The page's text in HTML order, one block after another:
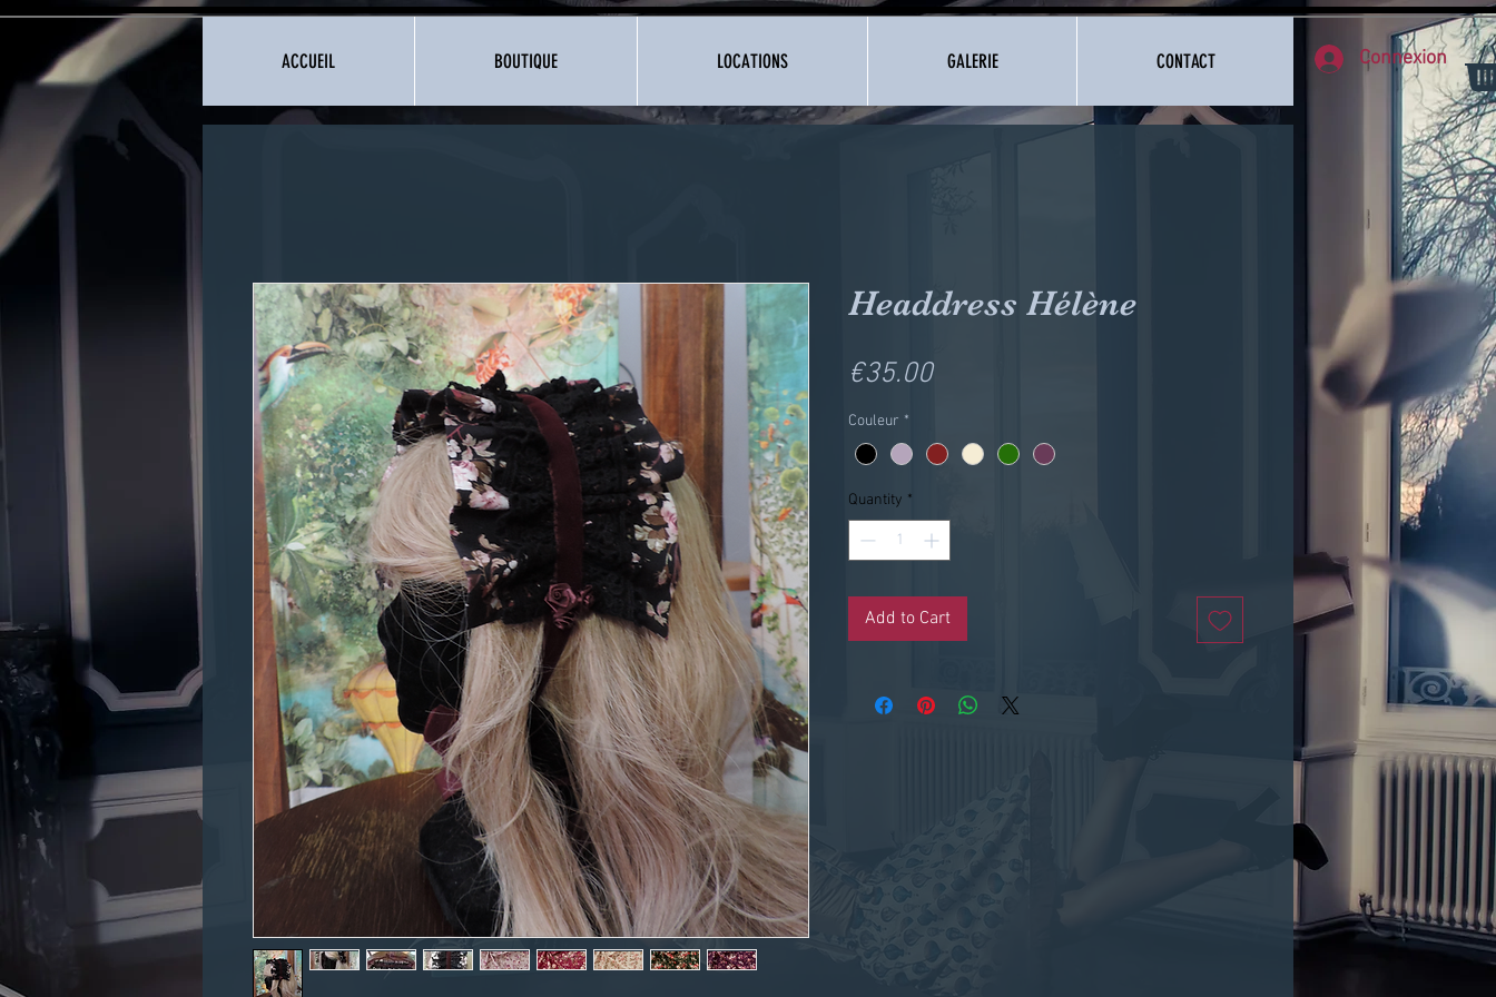
ACCUEIL BOUTIQUE LOCATIONS GALERIE CONTACT Connexion
Headdress Hélène
€35.00Price
Couleur *
Quantity *
Add to Cart